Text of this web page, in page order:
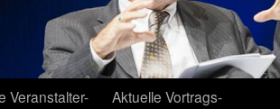
Veranstalter-
Aktuelle Vortrags-